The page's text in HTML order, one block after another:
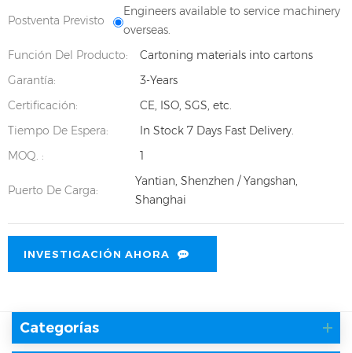
Postventa Previsto
Engineers available to service machinery
overseas.
Función Del Producto:
Cartoning materials into cartons
Garantía:
3-Years
Certificación:
CE, ISO, SGS, etc.
Tiempo De Espera:
In Stock 7 Days Fast Delivery.
MOQ. :
1
Puerto De Carga:
Yantian, Shenzhen / Yangshan,
Shanghai
INVESTIGACIÓN AHORA
Categorías